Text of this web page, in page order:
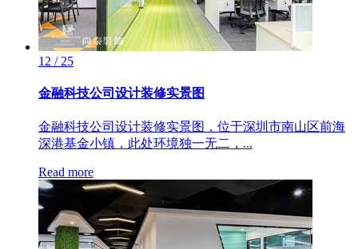
12 / 25
金融科技公司设计装修实景图
金融科技公司设计装修实景图，位于深圳市南山区前海
深港基金小镇，此处环境独一无二，...
Read more